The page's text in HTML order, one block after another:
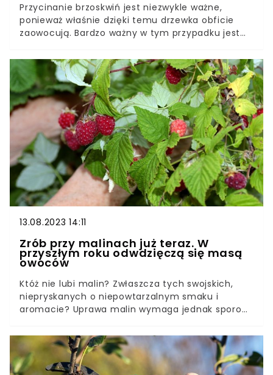
Przycinanie brzoskwiń jest niezwykle ważne,
ponieważ właśnie dzięki temu drzewka obficie
zaowocują. Bardzo ważny w tym przypadku jest
brzoskwinie? Kiedy najlepiej przycinać
brzoskwinie?Odpowiednia pielęgnacja jest
kluczem do sukcesu. Drzewka będą uginać się od
owoców, a brzoskwinie będą duże i pyszne.
13.08.2023 14:11
Zrób przy malinach już teraz. W
przyszłym roku odwdzięczą się masą
owoców
Któż nie lubi malin? Zwłaszcza tych swojskich,
niepryskanych o niepowtarzalnym smaku i
aromacie? Uprawa malin wymaga jednak sporo
szczęście odpowiednia pielęgnacja malin w
sierpniu może pomóc w osiągnięciu
spektakularnych plonów.Ważne jest nie tylko